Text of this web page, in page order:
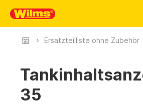
Ersatzteilliste ohne Zubehör
35